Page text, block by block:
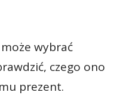
wybrać
czego ono
prezent.